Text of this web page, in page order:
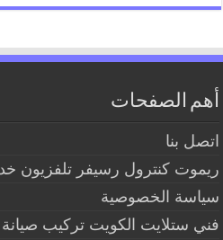
أهم الصفحات
اتصل بنا
ريموت كنترول رسيفر تلفزيون
سياسة الخصوصية
فني ستلايت الكويت تركيب صيانة